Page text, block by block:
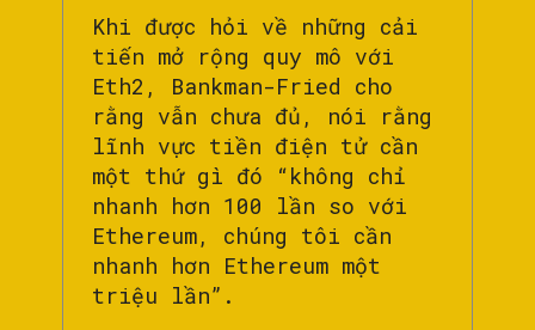
Khi được hỏi về những cải
tiến mở rộng quy mô với
Eth2, Bankman-Fried cho
rằng vẫn chưa đủ, nói rằng
lĩnh vực tiền điện tử cần
một thứ gì đó “không chỉ
nhanh hơn 100 lần so với
Ethereum, chúng tôi cần
nhanh hơn Ethereum một
triệu lần”.